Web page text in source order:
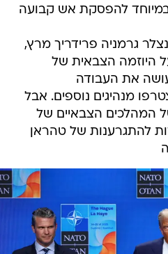
להפסקת אש קבועה
גרמניה פרידריך מרץ,
היוזמה הצבאית של
את העבודה
מנהיגים נוספים. אבל
המהלכים הצבאיים של
להתגרענות של טהראן